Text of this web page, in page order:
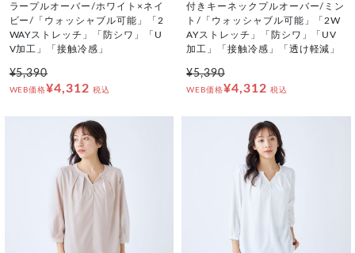
ラープルオーバー/ホワイト×ネイ
ビー/「ウォッシャブル可能」「2
WAYストレッチ」「防シワ」「U
V加工」「接触冷感」
¥5,390
WEB価格¥4,312 税込
付きキーネックプルオーバー/ミン
ト/「ウォッシャブル可能」「2W
AYストレッチ」「防シワ」「UV
加工」「接触冷感」「透け軽減」
¥5,390
WEB価格¥4,312 税込